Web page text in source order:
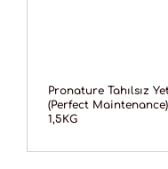
Pronature Tahılsız
(Perfect
1,5KG